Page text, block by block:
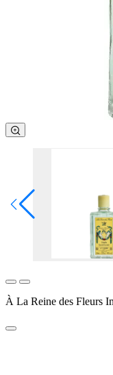
À La Reine des Fleurs